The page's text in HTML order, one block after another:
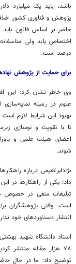
باشد، باید یک میلیارد
پژوهش و فناوری کشور
درصد است.
برای حمایت از پژوهش
وی خاطر نشان کرد: این
علوم در زمینه
بهبود این شرایط لازم
تا با تقویت و نوسازی
اعضای هیئت علمی و
شوند.
نژادابراهیمی درباره
داد: یکی از راهکارها در
تبلیغات منفی در خصوص
است. وقتی پژوهشگران
انتشار دستاوردهای خود